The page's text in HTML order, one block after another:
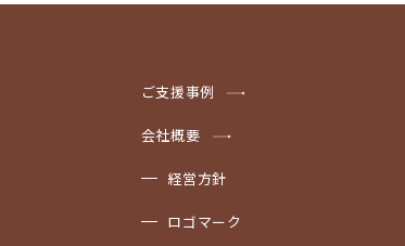
ご支援事例
会社概要
経営方針
ロゴマーク